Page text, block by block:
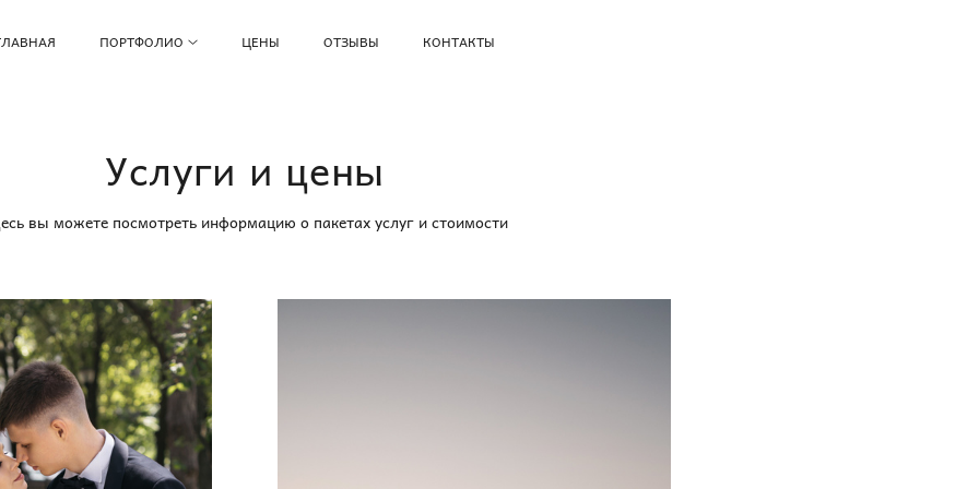
ПОРТФОЛИО ЦЕНЫ ОТЗЫВЫ КОНТАКТЫ
Услуги и цены
вы можете посмотреть информацию о пакетах услуг и стоимости